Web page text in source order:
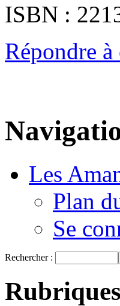
ISBN :
Répondre
Les
Plan
Se
Rechercher :
Rubriques